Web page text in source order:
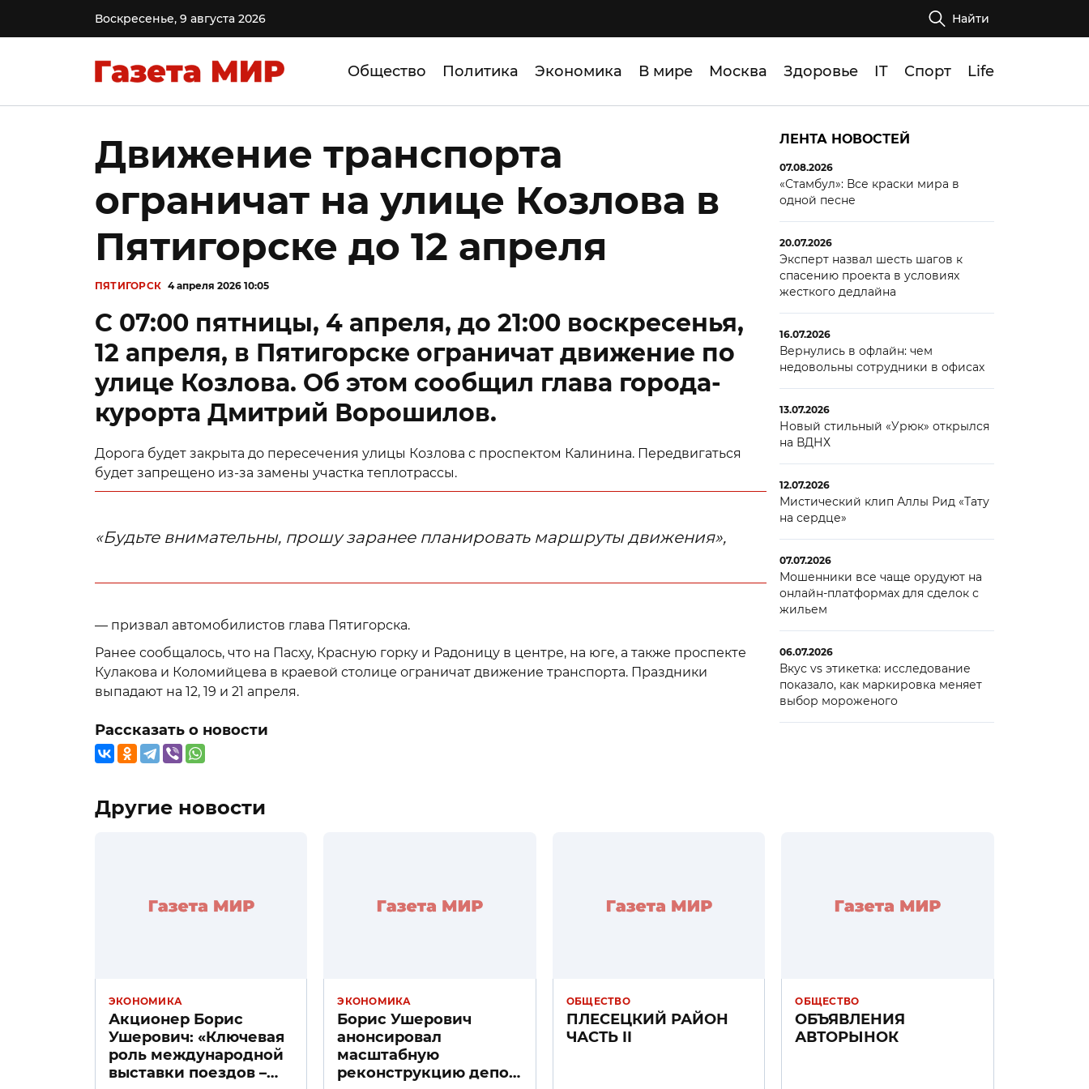
Воскресенье, 9 августа 2026 Найти
Общество Политика Экономика В мире Москва Здоровье IT Спорт Life
Движение транспорта
ограничат на улице Козлова в
Пятигорске до 12 апреля
ПЯТИГОРСК 4 апреля 2026 10:05
С 07:00 пятницы, 4 апреля, до 21:00 воскресенья,
12 апреля, в Пятигорске ограничат движение по
улице Козлова. Об этом сообщил глава города-
курорта Дмитрий Ворошилов.
Дорога будет закрыта до пересечения улицы Козлова с проспектом Калинина. Передвигаться
будет запрещено из-за замены участка теплотрассы.
«Будьте внимательны, прошу заранее планировать маршруты движения»,
— призвал автомобилистов глава Пятигорска.
Ранее сообщалось, что на Пасху, Красную горку и Радоницу в центре, на юге, а также проспекте
Кулакова и Коломийцева в краевой столице ограничат движение транспорта. Праздники
выпадают на 12, 19 и 21 апреля.
Рассказать о новости
ЛЕНТА НОВОСТЕЙ
07.08.2026
«Стамбул»: Все краски мира в
одной песне
20.07.2026
Эксперт назвал шесть шагов к
спасению проекта в условиях
жесткого дедлайна
16.07.2026
Вернулись в офлайн: чем
недовольны сотрудники в офисах
13.07.2026
Новый стильный «Урюк» открылся
на ВДНХ
12.07.2026
Мистический клип Аллы Рид «Тату
на сердце»
07.07.2026
Мошенники все чаще орудуют на
онлайн-платформах для сделок с
жильем
06.07.2026
Вкус vs этикетка: исследование
показало, как маркировка меняет
выбор мороженого
Другие новости
ЭКОНОМИКА
Акционер Борис
Ушерович: «Ключевая
роль международной
выставки поездов –
ЭКОНОМИКА
Борис Ушерович
анонсировал
масштабную
реконструкцию депо
ОБЩЕСТВО
ПЛЕСЕЦКИЙ РАЙОН
ЧАСТЬ II
ОБЩЕСТВО
ОБЪЯВЛЕНИЯ
АВТОРЫНОК